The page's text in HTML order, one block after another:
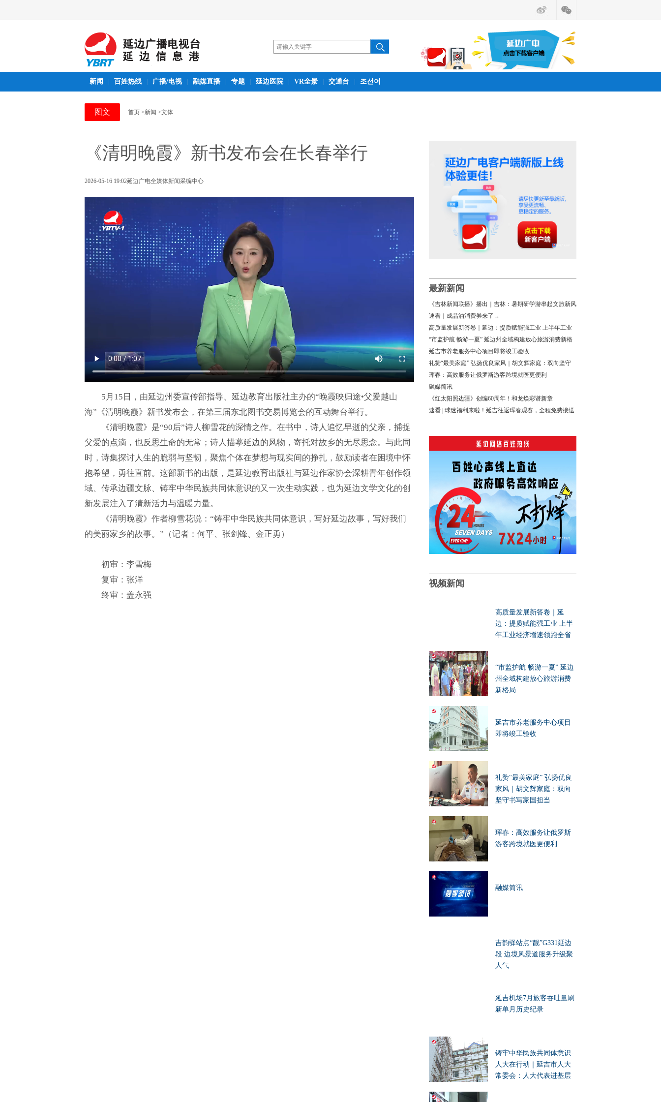
新闻 百姓热线 广播/电视 融媒直播 专题 延边医院 VR全景 交通台 조선어
图文 首页 >新闻 >文体
《清明晚霞》新书发布会在长春举行
2026-05-16 19:02延边广电全媒体新闻采编中心
5月15日，由延边州委宣传部指导、延边教育出版社主办的“晚霞映归途•父爱越山
海”《清明晚霞》新书发布会，在第三届东北图书交易博览会的互动舞台举行。
《清明晚霞》是“90后”诗人柳雪花的深情之作。在书中，诗人追忆早逝的父亲，捕捉
父爱的点滴，也反思生命的无常；诗人描摹延边的风物，寄托对故乡的无尽思念。与此同
时，诗集探讨人生的脆弱与坚韧，聚焦个体在梦想与现实间的挣扎，鼓励读者在困境中怀
抱希望，勇往直前。这部新书的出版，是延边教育出版社与延边作家协会深耕青年创作领
域、传承边疆文脉、铸牢中华民族共同体意识的又一次生动实践，也为延边文学文化的创
新发展注入了清新活力与温暖力量。
《清明晚霞》作者柳雪花说：“铸牢中华民族共同体意识，写好延边故事，写好我们
的美丽家乡的故事。”（记者：何平、张剑锋、金正勇）
初审：李雪梅
复审：张洋
终审：盖永强
最新新闻
《吉林新闻联播》播出｜吉林：暑期研学游串起文旅新风
景
速看｜成品油消费券来了→
高质量发展新答卷｜延边：提质赋能强工业 上半年工业
经济增速领跑全省
“市监护航 畅游一夏” 延边州全域构建放心旅游消费新格
局
延吉市养老服务中心项目即将竣工验收
礼赞“最美家庭” 弘扬优良家风｜胡文辉家庭：双向坚守
书写家国担当
珲春：高效服务让俄罗斯游客跨境就医更便利
融媒简讯
《红太阳照边疆》创编60周年！和龙焕彩谱新章
速看 | 球迷福利来啦！延吉往返珲春观赛，全程免费接送
视频新闻
高质量发展新答卷｜延
边：提质赋能强工业 上半
年工业经济增速领跑全省
“市监护航 畅游一夏” 延边
州全域构建放心旅游消费
新格局
延吉市养老服务中心项目
即将竣工验收
礼赞“最美家庭” 弘扬优良
家风｜胡文辉家庭：双向
坚守书写家国担当
珲春：高效服务让俄罗斯
游客跨境就医更便利
融媒简讯
吉韵驿站点“靓”G331延边
段 边境风景道服务升级聚
人气
延吉机场7月旅客吞吐量刷
新单月历史纪录
铸牢中华民族共同体意识·
人大在行动｜延吉市人大
常委会：人大代表进基层